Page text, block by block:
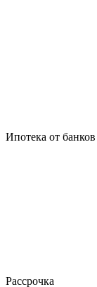
Ипотека от
Рассрочка